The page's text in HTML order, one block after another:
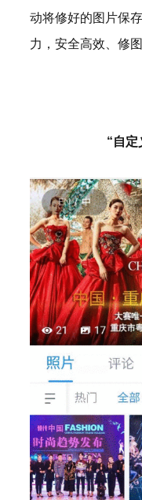
动将修好的图片保
力，安全高效、修
“自定